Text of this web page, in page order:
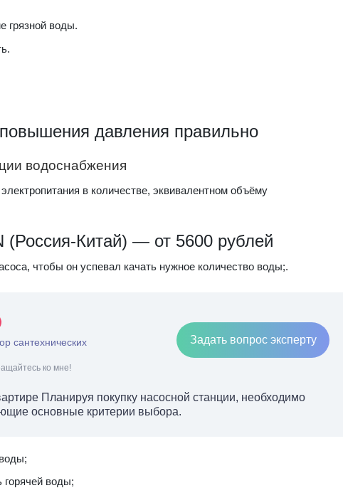
грязной воды.
давления правильно
водоснабжения
в количестве, эквивалентном объёму
(Россия-Китай) — от 5600 рублей
чтобы он успевал качать нужное количество воды;.
сантехнических
ко мне!
Задать вопрос эксперту
Планируя покупку насосной станции, необходимо
основные критерии выбора.
горячей воды;